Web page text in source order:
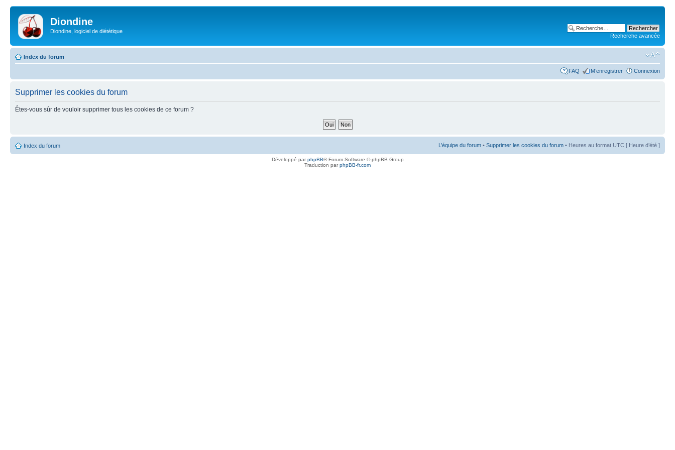
Diondine
Diondine, logiciel de diététique
Recherche avancée
Index du forum
FAQ M’enregistrer Connexion
Supprimer les cookies du forum
Êtes-vous sûr de vouloir supprimer tous les cookies de ce forum ?
Index du forum L’équipe du forum • Supprimer les cookies du forum • Heures au format UTC [ Heure d’été ]
Développé parphpBB® Forum Software © phpBB Group
Traduction parphpBB-fr.com